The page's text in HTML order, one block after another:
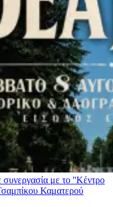
με το ''Κέντρο
Καματερού